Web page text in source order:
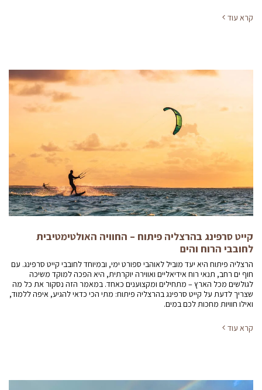
קרא עוד
קייט סרפינג בהרצליה פיתוח – החוויה האולטימטיבית
לחובבי הרוח והים
הרצליה פיתוח היא יעד מוביל לאוהבי ספורט ימי, ובמיוחד לחובבי קייט סרפינג. עם
חוף ים רחב, תנאי רוח אידיאליים ואווירה יוקרתית, היא הפכה למוקד משיכה
לגולשים מכל הארץ – מתחילים ומקצוענים כאחד. במאמר הזה נסקור את כל מה
שצריך לדעת על קייט סרפינג בהרצליה פיתוח: מתי הכי כדאי להגיע, איפה ללמוד,
ואילו חוויות מחכות לכם במים.
קרא עוד